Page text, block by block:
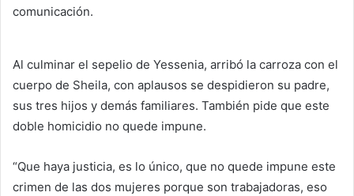
comunicación.
Al culminar el sepelio de Yessenia, arribó la carroza con el
cuerpo de Sheila, con aplausos se despidieron su padre,
sus tres hijos y demás familiares. También pide que este
doble homicidio no quede impune.
“Que haya justicia, es lo único, que no quede impune este
crimen de las dos mujeres porque son trabajadoras, eso